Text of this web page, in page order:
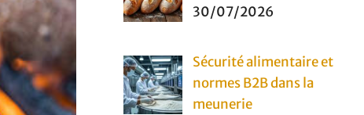
30/07/2026
Sécurité alimentaire et
normes B2B dans la
meunerie